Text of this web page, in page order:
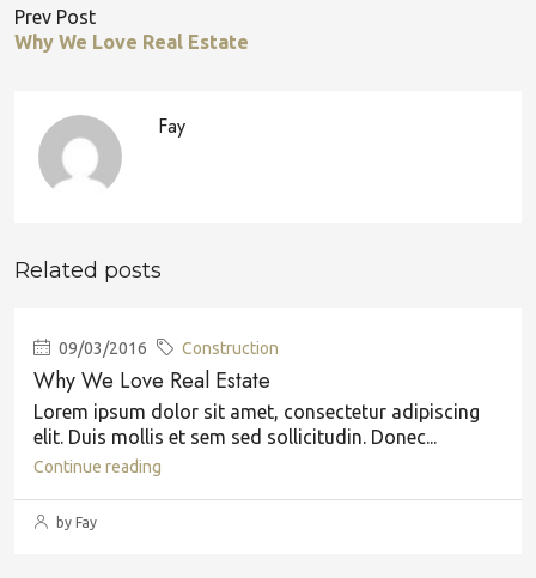
Prev Post
Why We Love Real Estate
Fay
Related posts
09/03/2016 Construction
Why We Love Real Estate
Lorem ipsum dolor sit amet, consectetur adipiscing
elit. Duis mollis et sem sed sollicitudin. Donec...
Continue reading
by Fay